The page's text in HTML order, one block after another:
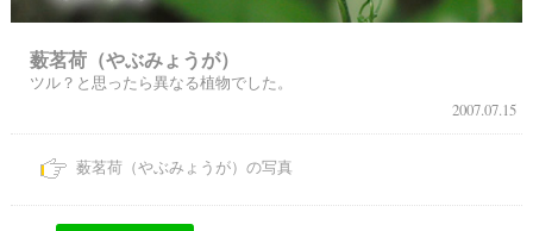
薮茗荷（やぶみょうが）
ツル？と思ったら異なる植物でした。
2007.07.15
薮茗荷（やぶみょうが）の写真